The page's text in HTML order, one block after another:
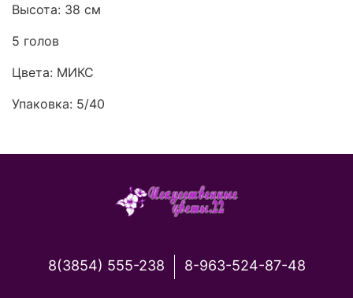
Высота: 38 см
5 голов
Цвета: МИКС
Упаковка: 5/40
8(3854) 555-238 8-963-524-87-48